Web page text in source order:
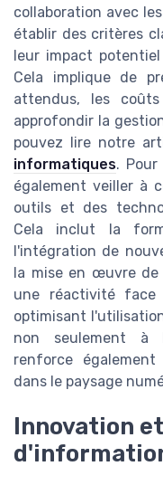
collaboration avec
établir des critères
leur impact
Cela implique de
attendus, les
approfondir la
pouvez lire notre
informatiques. Pour
également veiller à
outils et des
Cela inclut la
l'intégration de
la mise en œuvre de
une réactivité face
optimisant
non seulement à
renforce
dans le paysage
Innovation